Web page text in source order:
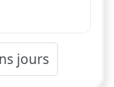
jours